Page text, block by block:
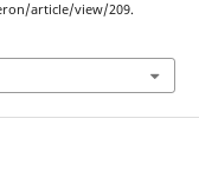
article/view/209.